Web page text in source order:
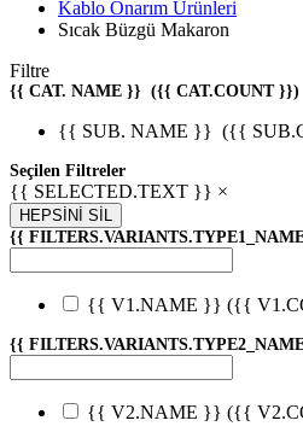
Kablo Onarım Ürünleri
Sıcak Büzgü Makaron
Filtre
{{ CAT. NAME }} ({{ CAT.COUNT }})
{{ SUB. NAME }} ({{
Seçilen Filtreler
{{ SELECTED.TEXT }} ×
HEPSİNİ SİL
{{
{{ V1.NAME }} ({{
{{
{{ V2.NAME }} ({{